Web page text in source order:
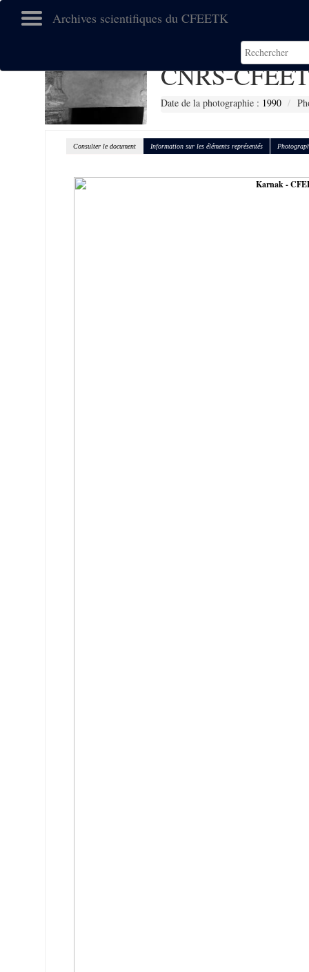
Archives scientifiques du CFEETK
CNRS-
Date de la photographie : 1990
Consulter le document Information sur les éléments représentés